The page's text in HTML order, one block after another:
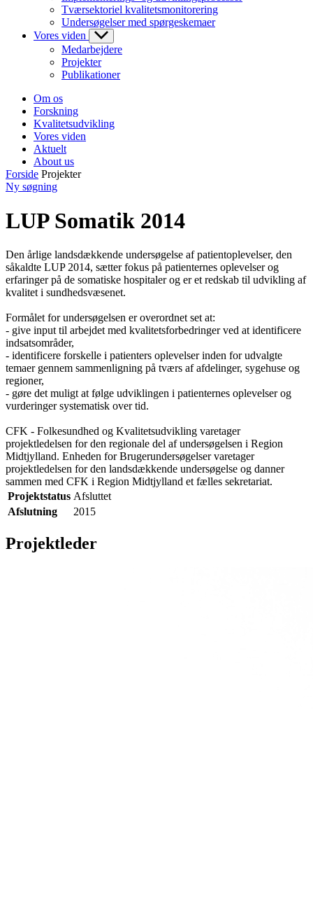
Tværsektoriel kvalitetsmonitorering
Undersøgelser med spørgeskemaer
Vores viden
Medarbejdere
Projekter
Publikationer
Om os
Forskning
Kvalitetsudvikling
Vores viden
Aktuelt
About us
Forside Projekter
Ny søgning
LUP Somatik 2014
Den årlige landsdækkende undersøgelse af patientoplevelser, den
såkaldte LUP 2014, sætter fokus på patienternes oplevelser og
erfaringer på de somatiske hospitaler og er et redskab til udvikling af
kvalitet i sundhedsvæsenet.
Formålet for undersøgelsen er overordnet set at:
- give input til arbejdet med kvalitetsforbedringer ved at identificere
indsatsområder,
- identificere forskelle i patienters oplevelser inden for udvalgte
temaer gennem sammenligning på tværs af afdelinger, sygehuse og
regioner,
- gøre det muligt at følge udviklingen i patienternes oplevelser og
vurderinger systematisk over tid.
CFK - Folkesundhed og Kvalitetsudvikling varetager
projektledelsen for den regionale del af undersøgelsen i Region
Midtjylland. Enheden for Brugerundersøgelser varetager
projektledelsen for den landsdækkende undersøgelse og danner
sammen med CFK i Region Midtjylland et fælles sekretariat.
Projektstatus Afsluttet
Afslutning
2015
Projektleder